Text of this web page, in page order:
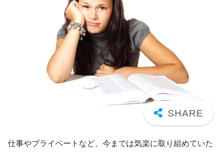
仕事やプライベートなど、今までは気楽に取り組めていた